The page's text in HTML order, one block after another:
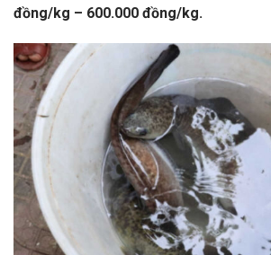
đồng/kg – 600.000 đồng/kg.